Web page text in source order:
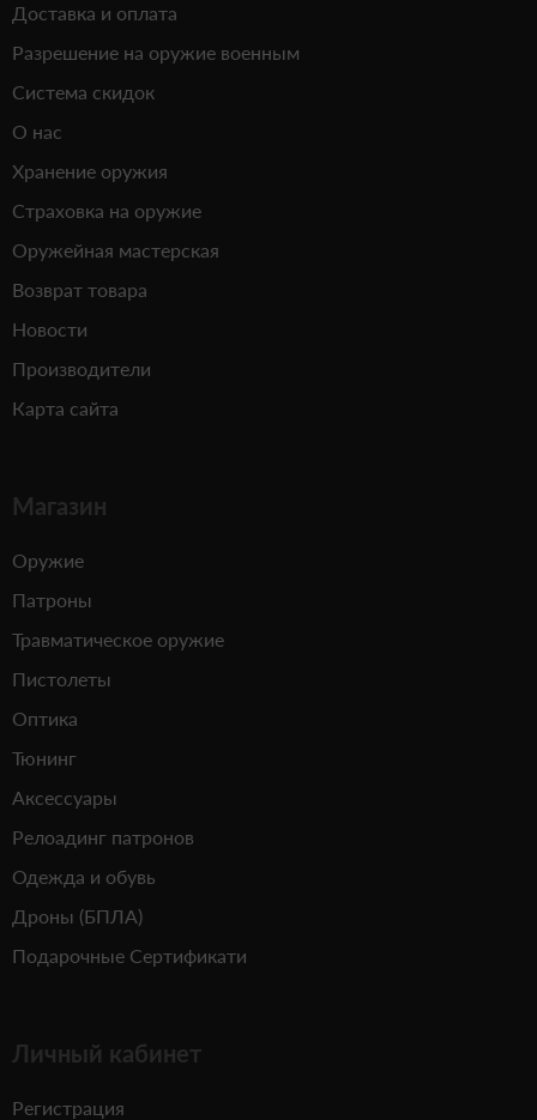
Доставка и оплата
Разрешение на оружие военным
Система скидок
О нас
Хранение оружия
Страховка на оружие
Оружейная мастерская
Возврат товара
Новости
Производители
Карта сайта
Магазин
Оружие
Патроны
Травматическое оружие
Пистолеты
Оптика
Тюнинг
Аксессуары
Релоадинг патронов
Одежда и обувь
Дроны (БПЛА)
Подарочные Сертификати
Личный кабинет
Регистрация